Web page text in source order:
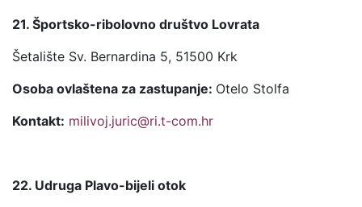
21. Športsko-ribolovno društvo Lovrata
Šetalište Sv. Bernardina 5, 51500 Krk
Osoba ovlaštena za zastupanje: Otelo Stolfa
Kontakt: milivoj.juric@ri.t-com.hr
22. Udruga Plavo-bijeli otok